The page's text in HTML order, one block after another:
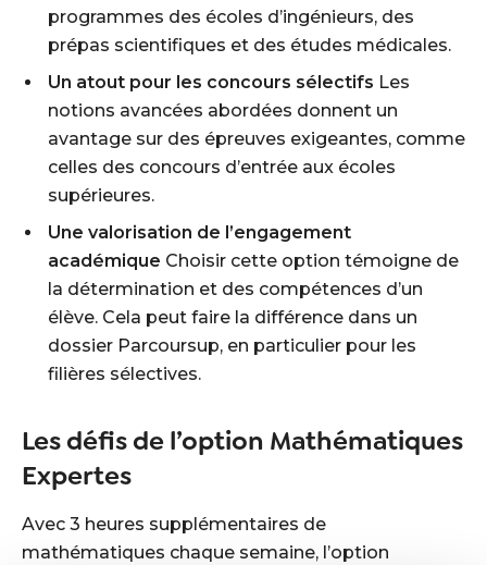
programmes des écoles d’ingénieurs, des
prépas scientifiques et des études médicales.
Un atout pour les concours sélectifs Les
notions avancées abordées donnent un
avantage sur des épreuves exigeantes, comme
celles des concours d’entrée aux écoles
supérieures.
Une valorisation de l’engagement
académique Choisir cette option témoigne de
la détermination et des compétences d’un
élève. Cela peut faire la différence dans un
dossier Parcoursup, en particulier pour les
filières sélectives.
Les défis de l’option Mathématiques
Expertes
Avec 3 heures supplémentaires de
mathématiques chaque semaine, l’option